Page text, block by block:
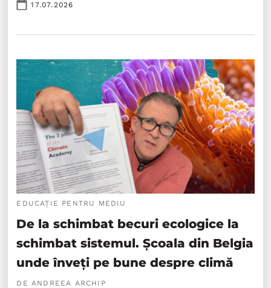
17.07.2026
EDUCAȚIE PENTRU MEDIU
De la schimbat becuri ecologice la
schimbat sistemul. Școala din Belgia
unde înveți pe bune despre climă
DE ANDREEA ARCHIP